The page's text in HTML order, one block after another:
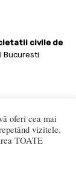
civile de
Bucuresti
2008 -
oferi cea mai
vizitele.
TOATE